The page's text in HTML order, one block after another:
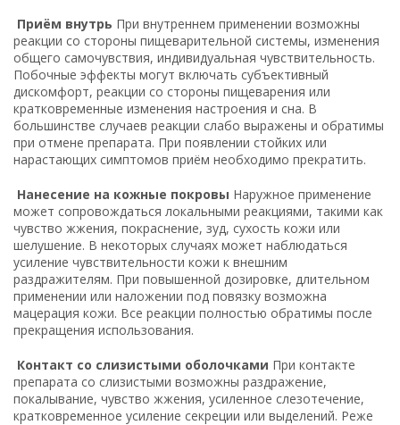
Приём внутрь При внутреннем применении возможны
реакции со стороны пищеварительной системы, изменения
общего самочувствия, индивидуальная чувствительность.
Побочные эффекты могут включать субъективный
дискомфорт, реакции со стороны пищеварения или
кратковременные изменения настроения и сна. В
большинстве случаев реакции слабо выражены и обратимы
при отмене препарата. При появлении стойких или
нарастающих симптомов приём необходимо прекратить.
Нанесение на кожные покровы Наружное применение
может сопровождаться локальными реакциями, такими как
чувство жжения, покраснение, зуд, сухость кожи или
шелушение. В некоторых случаях может наблюдаться
усиление чувствительности кожи к внешним
раздражителям. При повышенной дозировке, длительном
применении или наложении под повязку возможна
мацерация кожи. Все реакции полностью обратимы после
прекращения использования.
Контакт со слизистыми оболочками При контакте
препарата со слизистыми возможны раздражение,
покалывание, чувство жжения, усиленное слезотечение,
кратковременное усиление секреции или выделений. Реже